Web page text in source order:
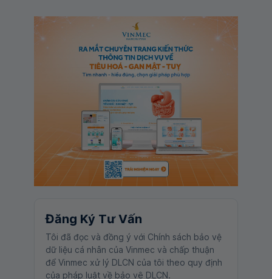
Đăng Ký Tư Vấn
Tôi đã đọc và đồng ý với Chính sách bảo vệ
dữ liệu cá nhân của Vinmec và chấp thuận
để Vinmec xử lý DLCN của tôi theo quy định
của pháp luật về bảo vệ DLCN.